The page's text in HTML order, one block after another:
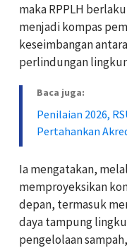
maka RPPLH
menjadi kompas
keseimbangan
perlindungan
Baca juga:
Penilaian 2026,
Pertahankan
Ia mengatakan,
memproyeksikan
depan, termasuk
daya tampung
pengelolaan